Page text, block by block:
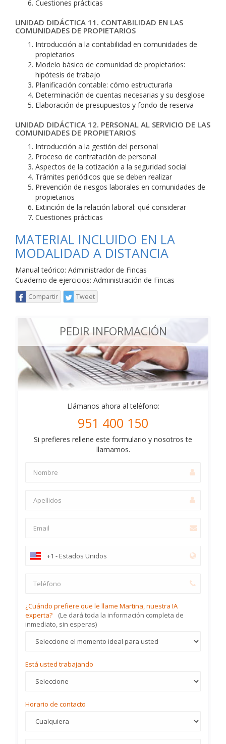
Cuestiones prácticas
UNIDAD DIDÁCTICA 11. CONTABILIDAD EN LAS
COMUNIDADES DE PROPIETARIOS
Introducción a la contabilidad en comunidades de
propietarios
Modelo básico de comunidad de propietarios:
hipótesis de trabajo
Planificación contable: cómo estructurarla
Determinación de cuentas necesarias y su desglose
Elaboración de presupuestos y fondo de reserva
UNIDAD DIDÁCTICA 12. PERSONAL AL SERVICIO DE LAS
COMUNIDADES DE PROPIETARIOS
Introducción a la gestión del personal
Proceso de contratación de personal
Aspectos de la cotización a la seguridad social
Trámites periódicos que se deben realizar
Prevención de riesgos laborales en comunidades de
propietarios
Extinción de la relación laboral: qué considerar
Cuestiones prácticas
MATERIAL INCLUIDO EN LA
MODALIDAD A DISTANCIA
Manual teórico: Administrador de Fincas
Cuaderno de ejercicios: Administración de Fincas
Compartir Tweet
PEDIR INFORMACIÓN
Llámanos ahora al teléfono:
951 400 150
Si prefieres rellene este formulario y nosotros te
llamamos.
¿Cuándo prefiere que le llame Martina, nuestra IA
experta?
(Le dará toda la información completa de
inmediato, sin esperas)
Está usted trabajando
Horario de contacto